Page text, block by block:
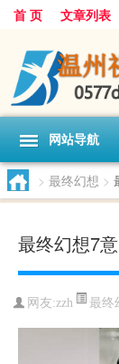
首 页 文章列表
网站导航
> 最终幻想 >
最终幻想7
网友:zzh 最终